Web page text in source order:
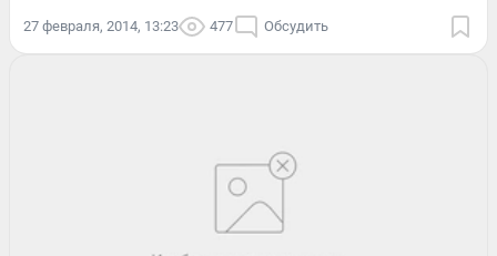
27 февраля, 2014, 13:23 477 Обсудить